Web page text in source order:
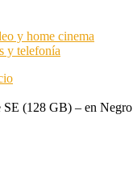
y home cinema
y telefonía
SE (128 GB) – en Negro